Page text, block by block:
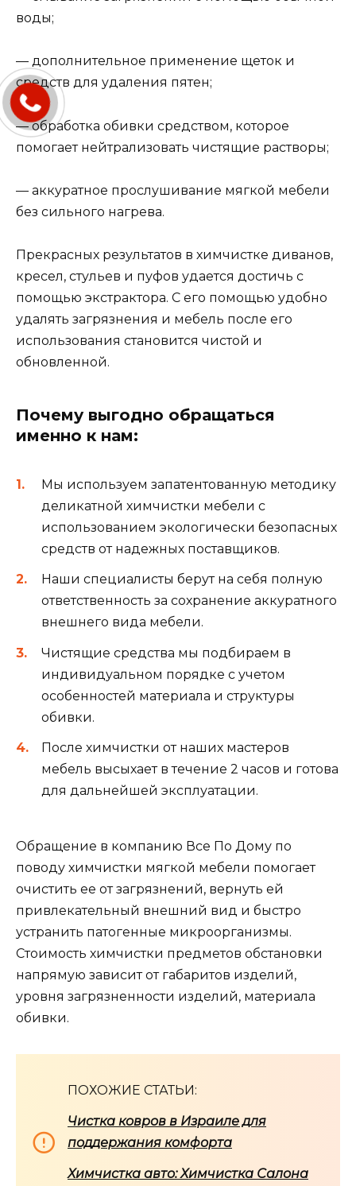
воды;
— дополнительное применение щеток и
средств для удаления пятен;
— обработка обивки средством, которое
помогает нейтрализовать чистящие растворы;
— аккуратное прослушивание мягкой мебели
без сильного нагрева.
Прекрасных результатов в химчистке диванов,
кресел, стульев и пуфов удается достичь с
помощью экстрактора. С его помощью удобно
удалять загрязнения и мебель после его
использования становится чистой и
обновленной.
Почему выгодно обращаться
именно к нам:
Мы используем запатентованную методику
деликатной химчистки мебели с
использованием экологически безопасных
средств от надежных поставщиков.
Наши специалисты берут на себя полную
ответственность за сохранение аккуратного
внешнего вида мебели.
Чистящие средства мы подбираем в
индивидуальном порядке с учетом
особенностей материала и структуры
обивки.
После химчистки от наших мастеров
мебель высыхает в течение 2 часов и готова
для дальнейшей эксплуатации.
Обращение в компанию Все По Дому по
поводу химчистки мягкой мебели помогает
очистить ее от загрязнений, вернуть ей
привлекательный внешний вид и быстро
устранить патогенные микроорганизмы.
Стоимость химчистки предметов обстановки
напрямую зависит от габаритов изделий,
уровня загрязненности изделий, материала
обивки.
ПОХОЖИЕ СТАТЬИ:
Чистка ковров в Израиле для
поддержания комфорта
Химчистка авто: Химчистка Салона